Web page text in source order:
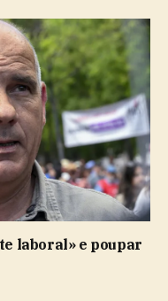
laboral» e poupar